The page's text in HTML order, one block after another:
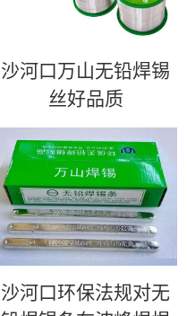
沙河口万山无铅焊锡
丝好品质
沙河口环保法规对无